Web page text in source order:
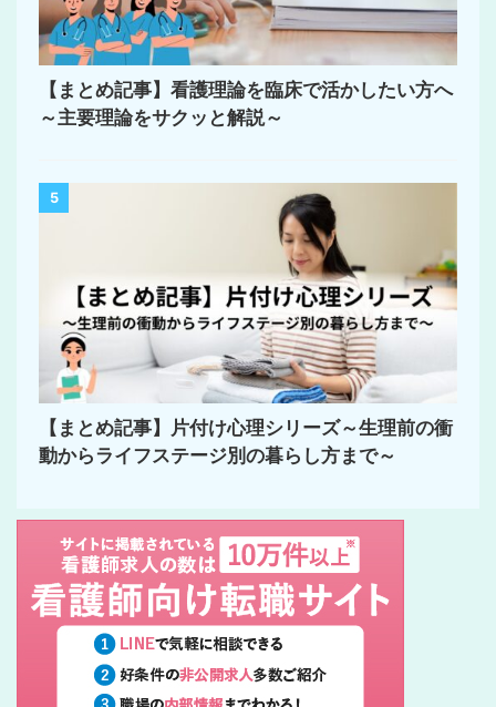
【まとめ記事】看護理論を臨床で活かしたい方へ
～主要理論をサクッと解説～
5
【まとめ記事】片付け心理シリーズ～生理前の衝
動からライフステージ別の暮らし方まで～